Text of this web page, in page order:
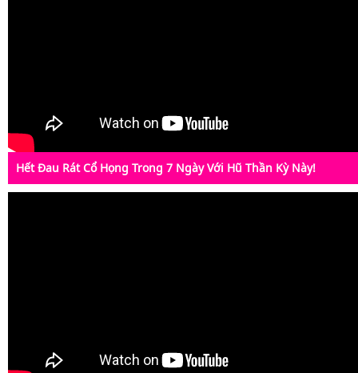
Hết Đau Rát Cổ Họng Trong 7 Ngày Với Hũ Thần Kỳ Này!